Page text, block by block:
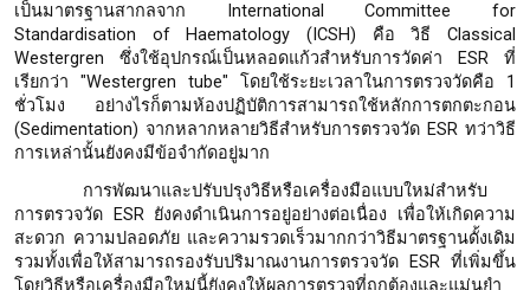
เป็นมาตรฐานสากลจาก International Committee for
Standardisation of Haematology (ICSH) คือ วิธี Classical
Westergren ซึ่งใช้อุปกรณ์เป็นหลอดแก้วสำหรับการวัดค่า ESR ที่
เรียกว่า "Westergren tube" โดยใช้ระยะเวลาในการตรวจวัดคือ 1
ชั่วโมง อย่างไรก็ตามห้องปฏิบัติการสามารถใช้หลักการตกตะกอน
(Sedimentation) จากหลากหลายวิธีสำหรับการตรวจวัด ESR ทว่าวิธี
การเหล่านั้นยังคงมีข้อจำกัดอยู่มาก
การพัฒนาและปรับปรุงวิธีหรือเครื่องมือแบบใหม่สำหรับ
การตรวจวัด ESR ยังคงดำเนินการอยู่อย่างต่อเนื่อง เพื่อให้เกิดความ
สะดวก ความปลอดภัย และความรวดเร็วมากกว่าวิธีมาตรฐานดั้งเดิม
รวมทั้งเพื่อให้สามารถรองรับปริมาณงานการตรวจวัด ESR ที่เพิ่มขึ้น
โดยวิธีหรือเครื่องมือใหม่นี้ยังคงให้ผลการตรวจที่ถูกต้องและแม่นยำ